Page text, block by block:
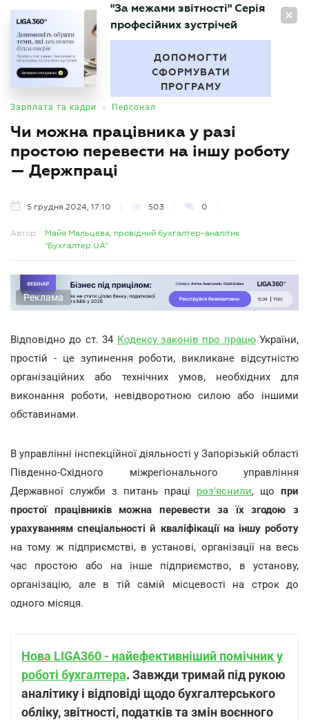
UA
БУХГАЛТЕР
"За межами звітності" Серія
професійних зустрічей
ДОПОМОГТИ
СФОРМУВАТИ
ПРОГРАМУ
Зарплата та кадри • Персонал
Чи можна працівника у разі
простою перевести на іншу роботу
— Держпраці
5 грудня 2024, 17:10 503 0
Автор:
Майя Мальцева, провідний бухгалтер-аналітик
"Бухгалтер.UA"
Реклама
Відповідно до ст. 34 Кодексу законів про працюУкраїни,
простій - це зупинення роботи, викликане відсутністю
організаційних або технічних умов, необхідних для
виконання роботи, невідворотною силою або іншими
обставинами.
В управлінні інспекційної діяльності у Запорізькій області
Південно-Східного міжрегіонального управління
Державної служби з питань праці роз'яснили, що при
простої працівників можна перевести за їх згодою з
урахуванням спеціальності й кваліфікації на іншу роботу
на тому ж підприємстві, в установі, організації на весь
час простою або на інше підприємство, в установу,
організацію, але в тій самій місцевості на строк до
одного місяця.
Нова LIGA360 - найефективніший помічник у
роботі бухгалтера. Завжди тримай під рукою
аналітику і відповіді щодо бухгалтерського
обліку, звітності, податків та змін воєнного